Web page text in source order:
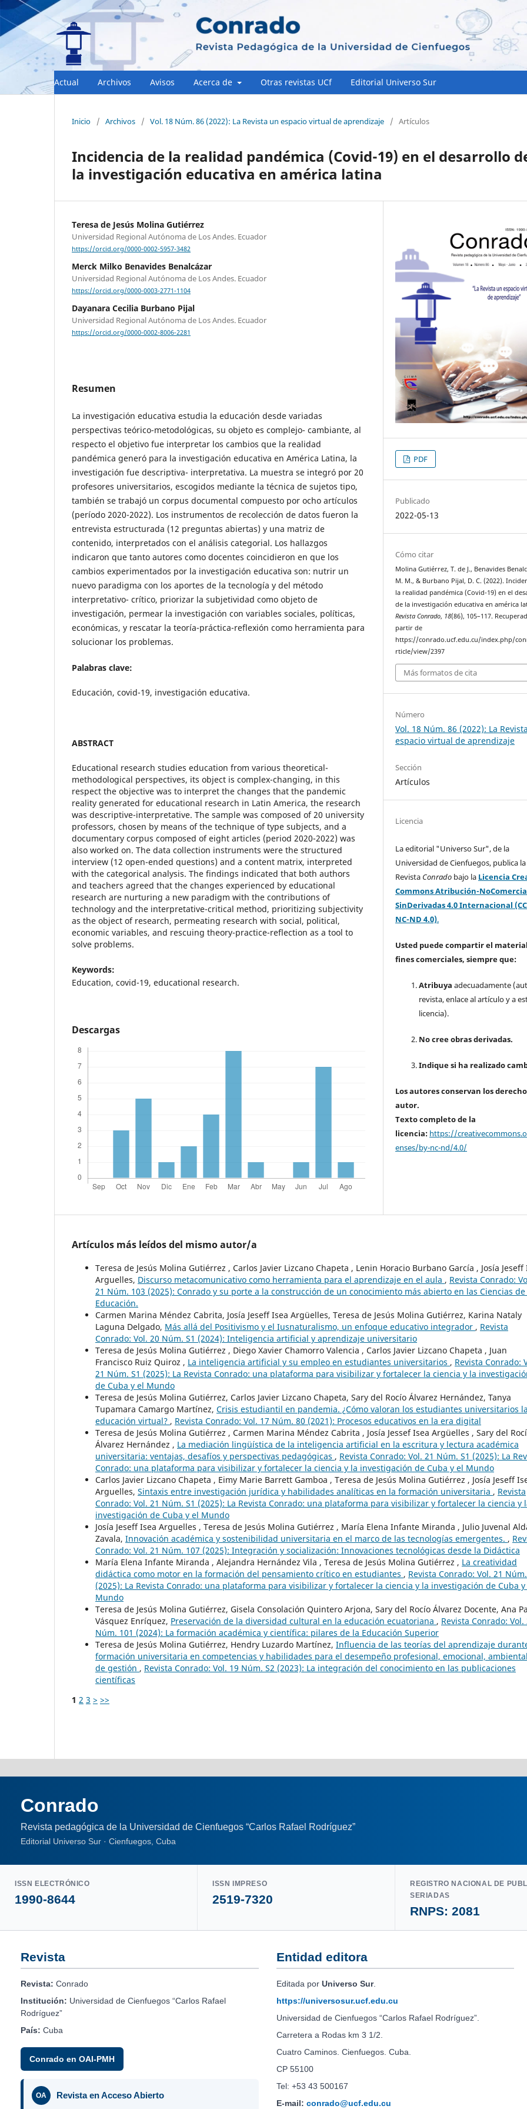
Actual Archivos Avisos Acerca de Otras revistas UCf Editorial Universo Sur
Inicio / Archivos / Vol. 18 Núm. 86 (2022): La Revista un espacio virtual de aprendizaje / Artículos
Incidencia de la realidad pandémica (Covid-19) en el desarrollo
la investigación educativa en américa latina
Teresa de Jesús Molina Gutiérrez
Universidad Regional Autónoma de Los Andes. Ecuador
https://orcid.org/0000-0002-5957-3482
Merck Milko Benavides Benalcázar
Universidad Regional Autónoma de Los Andes. Ecuador
https://orcid.org/0000-0003-2771-1104
Dayanara Cecilia Burbano Pijal
Universidad Regional Autónoma de Los Andes. Ecuador
https://orcid.org/0000-0002-8006-2281
Resumen
La investigación educativa estudia la educación desde variadas
perspectivas teórico-metodológicas, su objeto es complejo- cambiante, al
respecto el objetivo fue interpretar los cambios que la realidad
pandémica generó para la investigación educativa en América Latina, la
investigación fue descriptiva- interpretativa. La muestra se integró por 20
profesores universitarios, escogidos mediante la técnica de sujetos tipo,
también se trabajó un corpus documental compuesto por ocho artículos
(período 2020-2022). Los instrumentos de recolección de datos fueron la
entrevista estructurada (12 preguntas abiertas) y una matriz de
contenido, interpretados con el análisis categorial. Los hallazgos
indicaron que tanto autores como docentes coincidieron en que los
cambios experimentados por la investigación educativa son: nutrir un
nuevo paradigma con los aportes de la tecnología y del método
interpretativo- crítico, priorizar la subjetividad como objeto de
investigación, permear la investigación con variables sociales, políticas,
económicas, y rescatar la teoría-práctica-reflexión como herramienta para
solucionar los problemas.
Palabras clave:
Educación, covid-19, investigación educativa.
ABSTRACT
Educational research studies education from various theoretical-
methodological perspectives, its object is complex-changing, in this
respect the objective was to interpret the changes that the pandemic
reality generated for educational research in Latin America, the research
was descriptive-interpretative. The sample was composed of 20 university
professors, chosen by means of the technique of type subjects, and a
documentary corpus composed of eight articles (period 2020-2022) was
also worked on. The data collection instruments were the structured
interview (12 open-ended questions) and a content matrix, interpreted
with the categorical analysis. The findings indicated that both authors
and teachers agreed that the changes experienced by educational
research are nurturing a new paradigm with the contributions of
technology and the interpretative-critical method, prioritizing subjectivity
as the object of research, permeating research with social, political,
economic variables, and rescuing theory-practice-reflection as a tool to
solve problems.
Keywords:
Education, covid-19, educational research.
Descargas
PDF
Publicado
2022-05-13
Cómo citar
Molina Gutiérrez, T. de J., Benavides
M. M., & Burbano Pijal, D. C. (2022).
la realidad pandémica (Covid-19) en el
de la investigación educativa en américa
Revista Conrado, 18(86), 105–117.
partir de
https://conrado.ucf.edu.cu/index.php/
rticle/view/2397
Más formatos de cita
Número
Vol. 18 Núm. 86 (2022): La
espacio virtual de aprendizaje
Sección
Artículos
Licencia
La editorial "Universo Sur", de la
Universidad de Cienfuegos, publica la
Revista Conrado bajo la Licencia
Commons Atribución-
SinDerivadas 4.0 Internacional (CC
NC-ND 4.0).
Usted puede compartir el
fines comerciales, siempre que:
Atribuya adecuadamente
revista, enlace al artículo y a
licencia).
No cree obras derivadas.
Indique si ha realizado
Los autores conservan los
autor.
Texto completo de la
licencia: https://
enses/by-nc-nd/4.0/
Artículos más leídos del mismo autor/a
Teresa de Jesús Molina Gutiérrez , Carlos Javier Lizcano Chapeta , Lenin Horacio Burbano García , Josía Jeseff
Arguelles, Discurso metacomunicativo como herramienta para el aprendizaje en el aula , Revista Conrado:
21 Núm. 103 (2025): Conrado y su porte a la construcción de un conocimiento más abierto en las Ciencias de
Educación.
Carmen Marina Méndez Cabrita, Josía Jeseff Isea Argüelles, Teresa de Jesús Molina Gutiérrez, Karina Nataly
Laguna Delgado, Más allá del Positivismo y el Iusnaturalismo, un enfoque educativo integrador , Revista
Conrado: Vol. 20 Núm. S1 (2024): Inteligencia artificial y aprendizaje universitario
Teresa de Jesús Molina Gutiérrez , Diego Xavier Chamorro Valencia , Carlos Javier Lizcano Chapeta , Juan
Francisco Ruiz Quiroz , La inteligencia artificial y su empleo en estudiantes universitarios , Revista Conrado:
21 Núm. S1 (2025): La Revista Conrado: una plataforma para visibilizar y fortalecer la ciencia y la
de Cuba y el Mundo
Teresa de Jesús Molina Gutiérrez, Carlos Javier Lizcano Chapeta, Sary del Rocío Álvarez Hernández, Tanya
Tupamara Camargo Martínez, Crisis estudiantil en pandemia. ¿Cómo valoran los estudiantes universitarios la
educación virtual? , Revista Conrado: Vol. 17 Núm. 80 (2021): Procesos educativos en la era digital
Teresa de Jesús Molina Gutiérrez , Carmen Marina Méndez Cabrita , Josía Jessef Isea Argüelles , Sary del
Álvarez Hernández , La mediación lingüística de la inteligencia artificial en la escritura y lectura académica
universitaria: ventajas, desafíos y perspectivas pedagógicas , Revista Conrado: Vol. 21 Núm. S1 (2025): La
Conrado: una plataforma para visibilizar y fortalecer la ciencia y la investigación de Cuba y el Mundo
Carlos Javier Lizcano Chapeta , Eimy Marie Barrett Gamboa , Teresa de Jesús Molina Gutiérrez , Josía Jeseff
Arguelles, Sintaxis entre investigación jurídica y habilidades analíticas en la formación universitaria , Revista
Conrado: Vol. 21 Núm. S1 (2025): La Revista Conrado: una plataforma para visibilizar y fortalecer la ciencia y
investigación de Cuba y el Mundo
Josía Jeseff Isea Arguelles , Teresa de Jesús Molina Gutiérrez , María Elena Infante Miranda , Julio Juvenal
Zavala, Innovación académica y sostenibilidad universitaria en el marco de las tecnologías emergentes. ,
Conrado: Vol. 21 Núm. 107 (2025): Integración y socialización: Innovaciones tecnológicas desde la Didáctica
María Elena Infante Miranda , Alejandra Hernández Vila , Teresa de Jesús Molina Gutiérrez , La creatividad
didáctica como motor en la formación del pensamiento crítico en estudiantes , Revista Conrado: Vol. 21 Núm.
(2025): La Revista Conrado: una plataforma para visibilizar y fortalecer la ciencia y la investigación de Cuba y
Mundo
Teresa de Jesús Molina Gutiérrez, Gisela Consolación Quintero Arjona, Sary del Rocío Álvarez Docente, Ana
Vásquez Enríquez, Preservación de la diversidad cultural en la educación ecuatoriana , Revista Conrado: Vol.
Núm. 101 (2024): La formación académica y científica: pilares de la Educación Superior
Teresa de Jesús Molina Gutiérrez, Hendry Luzardo Martínez, Influencia de las teorías del aprendizaje
formación universitaria en competencias y habilidades para el desempeño profesional, emocional,
de gestión , Revista Conrado: Vol. 19 Núm. S2 (2023): La integración del conocimiento en las publicaciones
científicas
1 2 3 > >>
Conrado
Revista pedagógica de la Universidad de Cienfuegos “Carlos Rafael Rodríguez”
Editorial Universo Sur · Cienfuegos, Cuba
ISSN ELECTRÓNICO
1990-8644
ISSN IMPRESO
2519-7320
REGISTRO NACIONAL DE
SERIADAS
RNPS: 2081
Revista
Revista: Conrado
Institución: Universidad de Cienfuegos “Carlos Rafael
Rodríguez”
País: Cuba
Conrado en OAI-PMH
OA Revista en Acceso Abierto
Entidad editora
Editada por Universo Sur.
https://universosur.ucf.edu.cu
Universidad de Cienfuegos “Carlos Rafael Rodríguez”.
Carretera a Rodas km 3 1/2.
Cuatro Caminos. Cienfuegos. Cuba.
CP 55100
Tel: +53 43 500167
E-mail: conrado@ucf.edu.cu